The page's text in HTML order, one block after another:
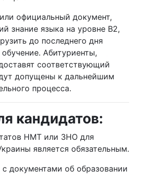
официальный документ,
знание языка на уровне B2,
до последнего дня
Абитуриенты,
соответствующий
допущены к дальнейшим
процесса.
кандидатов:
НМТ или ЗНО для
является обязательным.
документами об образовании